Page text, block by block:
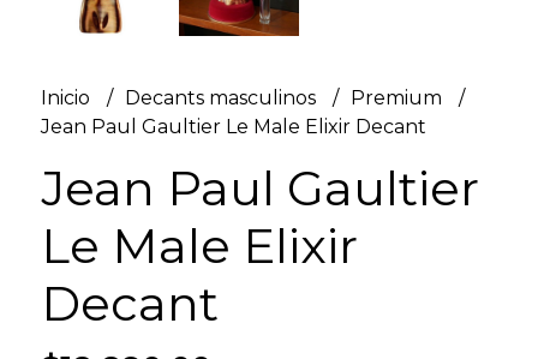
Inicio Decants masculinos
Premium
Jean Paul Gaultier Le Male Elixir Decant
Jean Paul Gaultier
Le Male Elixir
Decant